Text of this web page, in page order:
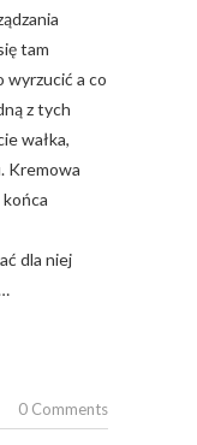
tam
wyrzucić a co
z tych
wałka,
Kremowa
dla niej
0 Comments